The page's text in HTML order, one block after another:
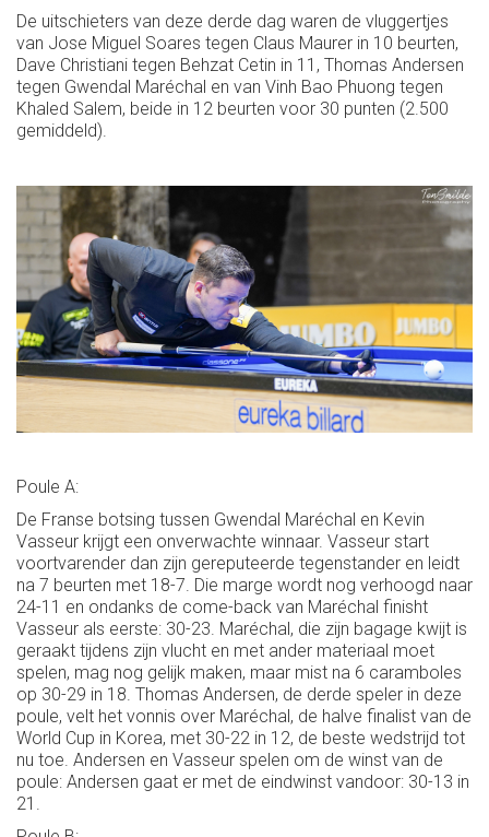
De uitschieters van deze derde dag waren de vluggertjes
van Jose Miguel Soares tegen Claus Maurer in 10 beurten,
Dave Christiani tegen Behzat Cetin in 11, Thomas Andersen
tegen Gwendal Maréchal en van Vinh Bao Phuong tegen
Khaled Salem, beide in 12 beurten voor 30 punten (2.500
gemiddeld).
Poule A:
De Franse botsing tussen Gwendal Maréchal en Kevin
Vasseur krijgt een onverwachte winnaar. Vasseur start
voortvarender dan zijn gereputeerde tegenstander en leidt
na 7 beurten met 18-7. Die marge wordt nog verhoogd naar
24-11 en ondanks de come-back van Maréchal finisht
Vasseur als eerste: 30-23. Maréchal, die zijn bagage kwijt is
geraakt tijdens zijn vlucht en met ander materiaal moet
spelen, mag nog gelijk maken, maar mist na 6 caramboles
op 30-29 in 18. Thomas Andersen, de derde speler in deze
poule, velt het vonnis over Maréchal, de halve finalist van de
World Cup in Korea, met 30-22 in 12, de beste wedstrijd tot
nu toe. Andersen en Vasseur spelen om de winst van de
poule: Andersen gaat er met de eindwinst vandoor: 30-13 in
21.